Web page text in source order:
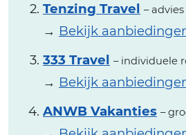
Tenzing Travel –
→ Bekijk
333 Travel – individuele
→ Bekijk
ANWB Vakanties –